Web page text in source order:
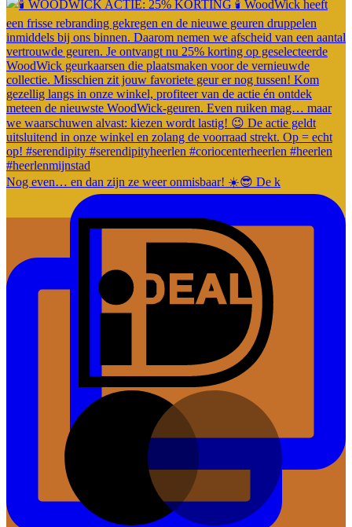
Nog even… en dan zijn ze weer onmisbaar! ☀️😎 De k